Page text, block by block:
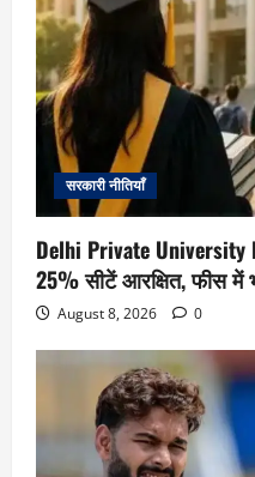
सरकारी नीतियाँ
Delhi Private University
25% सीटें आरक्षित, फीस में
August 8, 2026 0